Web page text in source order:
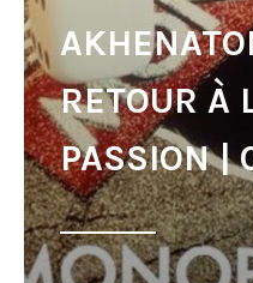
RETOUR À
PASSION |